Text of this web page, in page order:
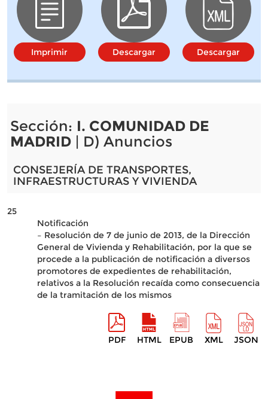
Imprimir Descargar Descargar
Sección: I. COMUNIDAD DE
MADRID| D) Anuncios
CONSEJERÍA DE TRANSPORTES,
INFRAESTRUCTURAS Y VIVIENDA
25
Notificación
– Resolución de 7 de junio de 2013, de la Dirección
General de Vivienda y Rehabilitación, por la que se
procede a la publicación de notificación a diversos
promotores de expedientes de rehabilitación,
relativos a la Resolución recaída como consecuencia
de la tramitación de los mismos
PDF HTML EPUB XML JSON